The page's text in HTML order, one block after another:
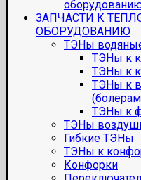
ЗАПЧАСТИ К
ОБОРУДОВАНИЮ
ТЭНы
ТЭНы к
ТЭНы к
ТЭНы к
ТЭНы к
ТЭНы
Гибкие ТЭНы
ТЭНы к
Конфорки